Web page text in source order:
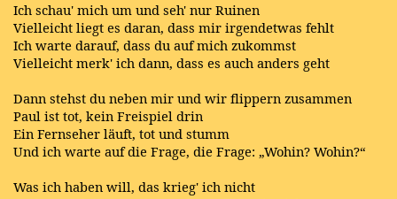
Ich schau' mich um und seh' nur Ruinen
Vielleicht liegt es daran, dass mir irgendetwas fehlt
Ich warte darauf, dass du auf mich zukommst
Vielleicht merk' ich dann, dass es auch anders geht
Dann stehst du neben mir und wir flippern zusammen
Paul ist tot, kein Freispiel drin
Ein Fernseher läuft, tot und stumm
Und ich warte auf die Frage, die Frage: „Wohin? Wohin?“
Was ich haben will, das krieg' ich nicht